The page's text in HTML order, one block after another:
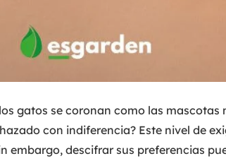
gatos se coronan como las mascotas
con indiferencia? Este nivel de
embargo, descifrar sus preferencias